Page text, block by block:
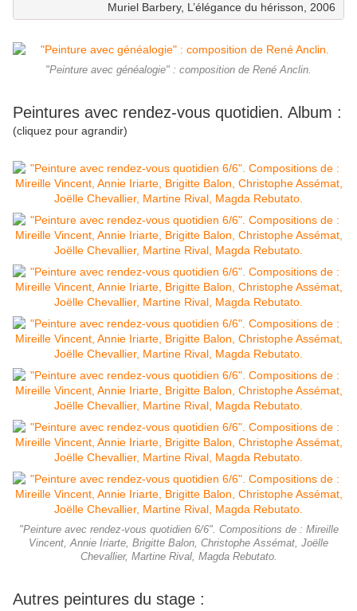
Muriel Barbery, L’élégance du hérisson, 2006
"Peinture avec généalogie" : composition de René Anclin.
Peintures avec rendez-vous quotidien. Album :
(cliquez pour agrandir)
"Peinture avec rendez-vous quotidien 6/6". Compositions de : Mireille
Vincent, Annie Iriarte, Brigitte Balon, Christophe Assémat, Joëlle
Chevallier, Martine Rival, Magda Rebutato.
Autres peintures du stage :